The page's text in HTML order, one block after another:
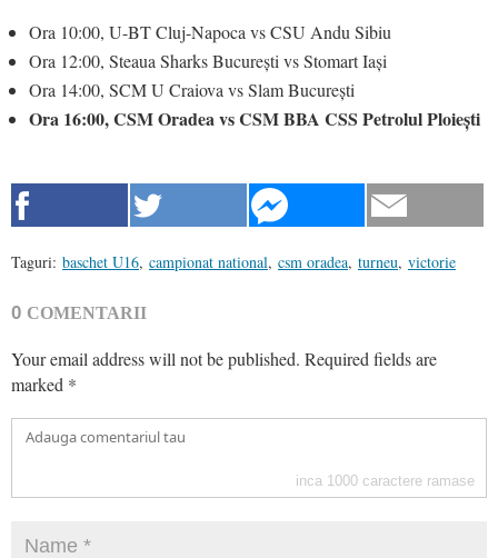
Ora 10:00, U-BT Cluj-Napoca vs CSU Andu Sibiu
Ora 12:00, Steaua Sharks București vs Stomart Iași
Ora 14:00, SCM U Craiova vs Slam București
Ora 16:00, CSM Oradea vs CSM BBA CSS Petrolul Ploiești
Taguri: baschet U16, campionat national, csm oradea, turneu, victorie
0 COMENTARII
Your email address will not be published. Required fields are
marked *
inca 1000 caractere ramase